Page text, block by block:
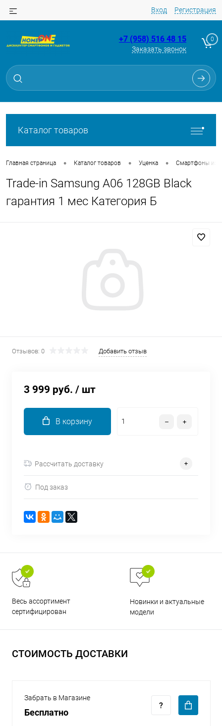
Вход Регистрация
+7 (958) 516 48 15
Заказать звонок
0
Каталог товаров
Главная страница • Каталог товаров • Уценка • Смартфоны из
Trade-in Samsung A06 128GB Black
гарантия 1 мес Категория Б
Отзывов: 0 Добавить отзыв
3 999 руб. / шт
В корзину
Рассчитать доставку
Под заказ
Весь ассортимент
сертифицирован
Новинки и актуальные
модели
СТОИМОСТЬ ДОСТАВКИ
Забрать в Магазине
Бесплатно
Для клиентов всех банков
Разбейте
без переплат
Сегодня
выбранный способом
списываться
по25% каждые 2 недели
8 800 302-02-51